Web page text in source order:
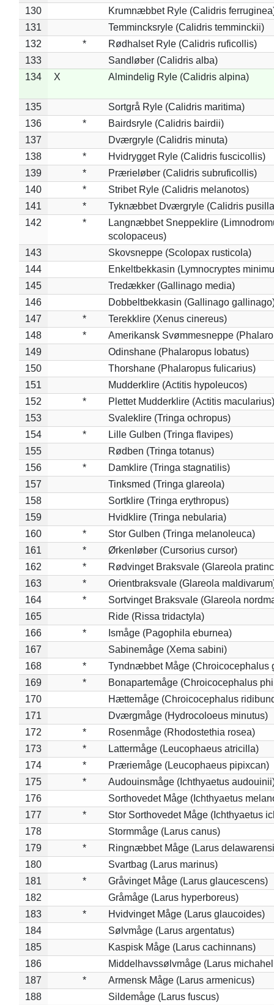
130
Krumnæbbet Ryle (Calidris
131
Temmincksryle (Calidris temminckii)
132
*
Rødhalset Ryle (Calidris ruficollis)
133
Sandløber (Calidris alba)
134
X Almindelig Ryle (Calidris alpina)
135
Sortgrå Ryle (Calidris maritima)
136
*
Bairdsryle (Calidris bairdii)
137
Dværgryle (Calidris minuta)
138
*
Hvidrygget Ryle (Calidris fuscicollis)
139
*
Prærieløber (Calidris subruficollis)
140
*
Stribet Ryle (Calidris melanotos)
141
*
Tyknæbbet Dværgryle (Calidris
142
*
Langnæbbet Sneppeklire
scolopaceus)
143
Skovsneppe (Scolopax rusticola)
144
Enkeltbekkasin (Lymnocryptes
145
Tredækker (Gallinago media)
146
Dobbeltbekkasin (Gallinago
147
*
Terekklire (Xenus cinereus)
148
*
Amerikansk Svømmesneppe
149
Odinshane (Phalaropus lobatus)
150
Thorshane (Phalaropus fulicarius)
151
Mudderklire (Actitis hypoleucos)
152
*
Plettet Mudderklire (Actitis macularius)
153
Svaleklire (Tringa ochropus)
154
*
Lille Gulben (Tringa flavipes)
155
Rødben (Tringa totanus)
156
*
Damklire (Tringa stagnatilis)
157
Tinksmed (Tringa glareola)
158
Sortklire (Tringa erythropus)
159
Hvidklire (Tringa nebularia)
160
*
Stor Gulben (Tringa melanoleuca)
161
*
Ørkenløber (Cursorius cursor)
162
*
Rødvinget Braksvale (Glareola
163
*
Orientbraksvale (Glareola
164
*
Sortvinget Braksvale (Glareola
165
Ride (Rissa tridactyla)
166
*
Ismåge (Pagophila eburnea)
167
Sabinemåge (Xema sabini)
168
*
Tyndnæbbet Måge (Chroicocephalus
169
*
Bonapartemåge (Chroicocephalus
170
Hættemåge (Chroicocephalus
171
Dværgmåge (Hydrocoloeus minutus)
172
*
Rosenmåge (Rhodostethia rosea)
173
*
Lattermåge (Leucophaeus atricilla)
174
*
Præriemåge (Leucophaeus pipixcan)
175
*
Audouinsmåge (Ichthyaetus
176
Sorthovedet Måge (Ichthyaetus
177
*
Stor Sorthovedet Måge (Ichthyaetus
178
Stormmåge (Larus canus)
179
*
Ringnæbbet Måge (Larus
180
Svartbag (Larus marinus)
181
*
Gråvinget Måge (Larus glaucescens)
182
Gråmåge (Larus hyperboreus)
183
*
Hvidvinget Måge (Larus glaucoides)
184
Sølvmåge (Larus argentatus)
185
Kaspisk Måge (Larus cachinnans)
186
Middelhavssølvmåge (Larus
187
*
Armensk Måge (Larus armenicus)
188
Sildemåge (Larus fuscus)